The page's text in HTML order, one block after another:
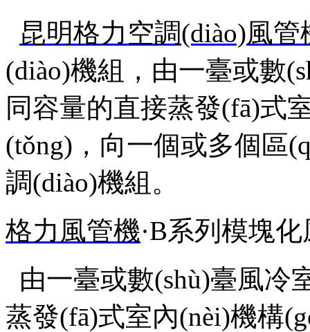
昆明格力空調(diào)風管
(diào)機組，由一臺或
同容量的直接蒸發(fā)式
(tǒng)，向一個或多個區
調(diào)機組。
格力風管機·B系列模塊
由一臺或數(shù)臺風冷
蒸發(fā)式室內(nèi)機構